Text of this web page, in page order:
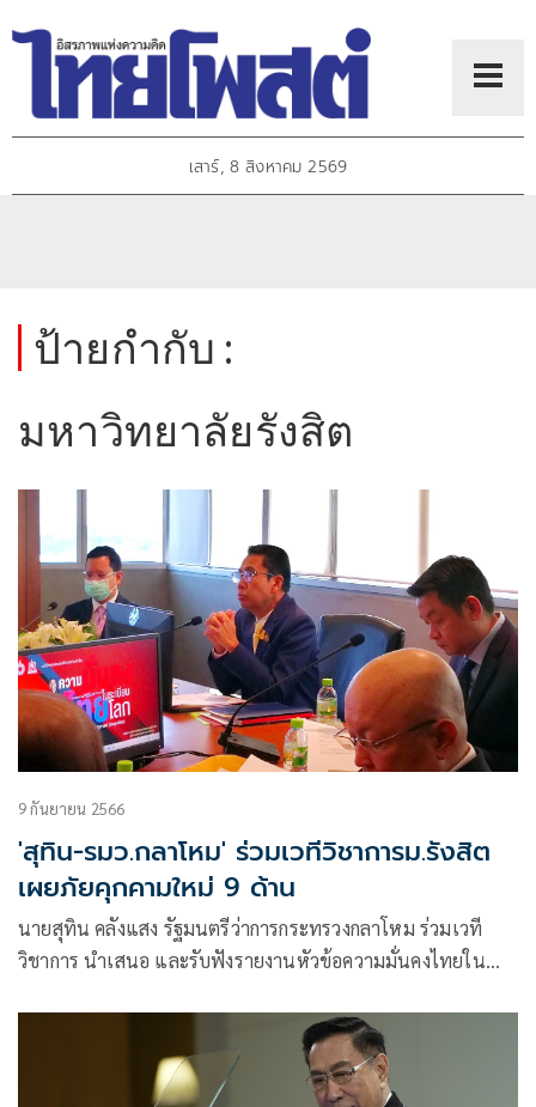
เสาร์, 8 สิงหาคม 2569
ป้ายกำกับ :
มหาวิทยาลัยรังสิต
9 กันยายน 2566
'สุทิน-รมว.กลาโหม' ร่วมเวทีวิชาการม.รังสิต
เผยภัยคุกคามใหม่ 9 ด้าน
นายสุทิน คลังแสง รัฐมนตรีว่าการกระทรวงกลาโหม ร่วมเวที
วิชาการ นำเสนอ และรับฟังรายงานหัวข้อความมั่นคงไทยใน